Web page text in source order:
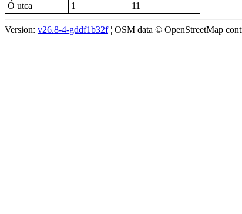
Ó utca
1 11
Version: v26.8-4-gddf1b32f¦ OSM data © OpenStreetMap